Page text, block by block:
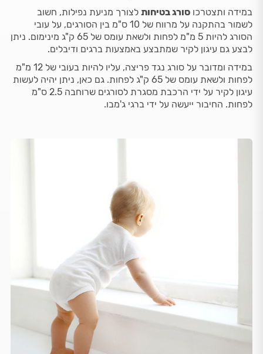
במידה ותצטרכו סורג בטיחות לצורך מניעת נפילות, חשוב
לשמור בהתקנה על מרווח של 10 ס"מ בין הסורגים, על עובי
הסורג להיות 5 מ"מ לפחות ולשאת עומס של 65 ק"ג מינימום. ניתן
לבצע גם עיגון לקיר שמתבצע באמצעות ברגים ודיבלים.
במידה ומדובר על סורג נגד פריצה, עליו להיות בעובי של 12 מ"מ
לפחות ולשאת עומס של 65 ק"ג לפחות. גם כאן, ניתן יהיה לעשות
עיגון לקיר על ידי הרכבת מסגרת לסורגים שרוחבה 2.5 ס"מ
לפחות. החיבור ייעשה על ידי ברגי ג'מבו.